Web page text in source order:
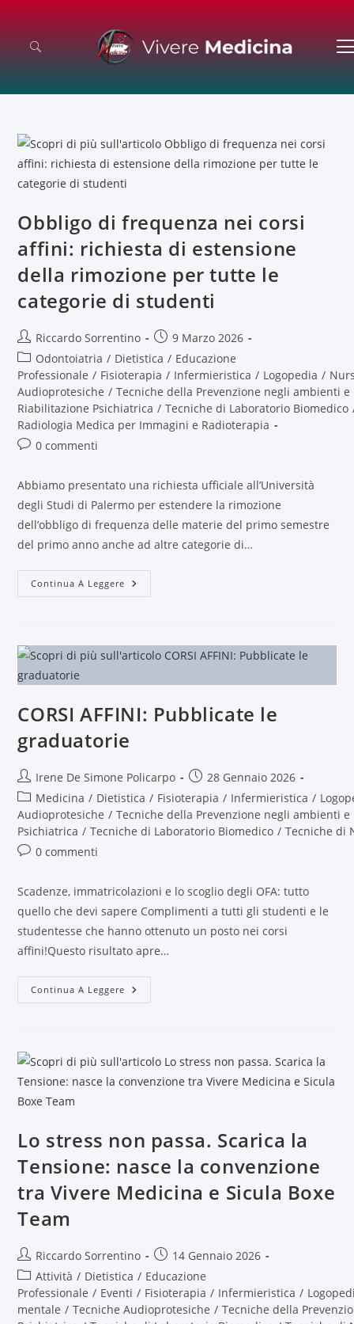
Obbligo di frequenza nei corsi
affini: richiesta di estensione
della rimozione per tutte le
categorie di studenti
Riccardo Sorrentino
9 Marzo 2026
Odontoiatria / Dietistica / Educazione
Professionale / Fisioterapia / Infermieristica / Logopedia /
Audioprotesiche / Tecniche della Prevenzione negli ambienti
Riabilitazione Psichiatrica / Tecniche di Laboratorio Biomedico
Radiologia Medica per Immagini e Radioterapia
0 commenti
Abbiamo presentato una richiesta ufficiale all’Università
degli Studi di Palermo per estendere la rimozione
dell’obbligo di frequenza delle materie del primo semestre
del primo anno anche ad altre categorie di…
Continua A Leggere
CORSI AFFINI: Pubblicate le
graduatorie
Irene De Simone Policarpo
28 Gennaio 2026
Medicina / Dietistica / Fisioterapia / Infermieristica /
Audioprotesiche / Tecniche della Prevenzione negli ambienti
Psichiatrica / Tecniche di Laboratorio Biomedico / Tecniche di
0 commenti
Scadenze, immatricolazioni e lo scoglio degli OFA: tutto
quello che devi sapere Complimenti a tutti gli studenti e le
studentesse che hanno ottenuto un posto nei corsi
affini!Questo risultato apre…
Continua A Leggere
Lo stress non passa. Scarica la
Tensione: nasce la convenzione
tra Vivere Medicina e Sicula Boxe
Team
Riccardo Sorrentino
14 Gennaio 2026
Attività / Dietistica / Educazione
Professionale / Eventi / Fisioterapia / Infermieristica /
mentale / Tecniche Audioprotesiche / Tecniche della